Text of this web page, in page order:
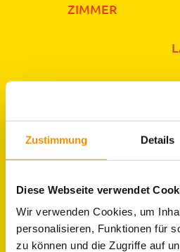
Zustimmung Details
Diese Webseite verwendet
Wir verwenden Cookies, um
personalisieren, Funktionen für
zu können und die Zugriffe auf
ZIMMER
JOBS IM HOSTEL
KÖLN